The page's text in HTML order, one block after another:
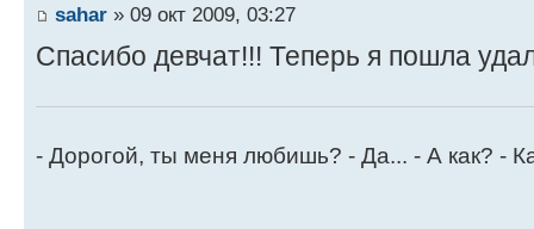
sahar » 09 окт 2009, 03:27
Спасибо девчат!!! Теперь я пошла
- Дорогой, ты меня любишь? - Да... - А как? -